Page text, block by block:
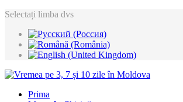
Selectați limba dvs
Prima